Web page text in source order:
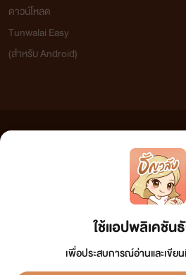
ใช้แอปพลิเคชั
เพื่อประสบการณ์อ่านและเขี
ดาวน์โหลด
Tunwalai Easy
(สำหรับ Android)
เว็บไซต์แห่งนี้ไม่ได้เห็นด้วยและไม่ขอรับผิดชอบต่อข้อความใด
วิจารณญาณในการกลั่นกรองด้วยตนเอง และหากท่านพบข้อค
กรุณาแจ้งมาที่ tunwalai@ookbee.com เพื่อทีมงานจะได้ดำ
ลิขสิทธิ์ตามพระราชบัญญัติลิขสิทธิ์ (ฉบับเพิ่มเติม) พ.ศ.2558